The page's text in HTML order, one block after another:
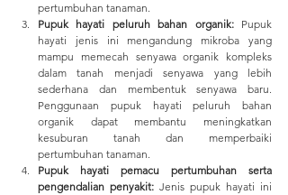
pertumbuhan tanaman.
Pupuk hayati peluruh bahan organik: Pupuk
hayati jenis ini mengandung mikroba yang
mampu memecah senyawa organik kompleks
dalam tanah menjadi senyawa yang lebih
sederhana dan membentuk senyawa baru.
Penggunaan pupuk hayati peluruh bahan
organik dapat membantu meningkatkan
kesuburan tanah dan memperbaiki
pertumbuhan tanaman.
Pupuk hayati pemacu pertumbuhan serta
pengendalian penyakit: Jenis pupuk hayati ini